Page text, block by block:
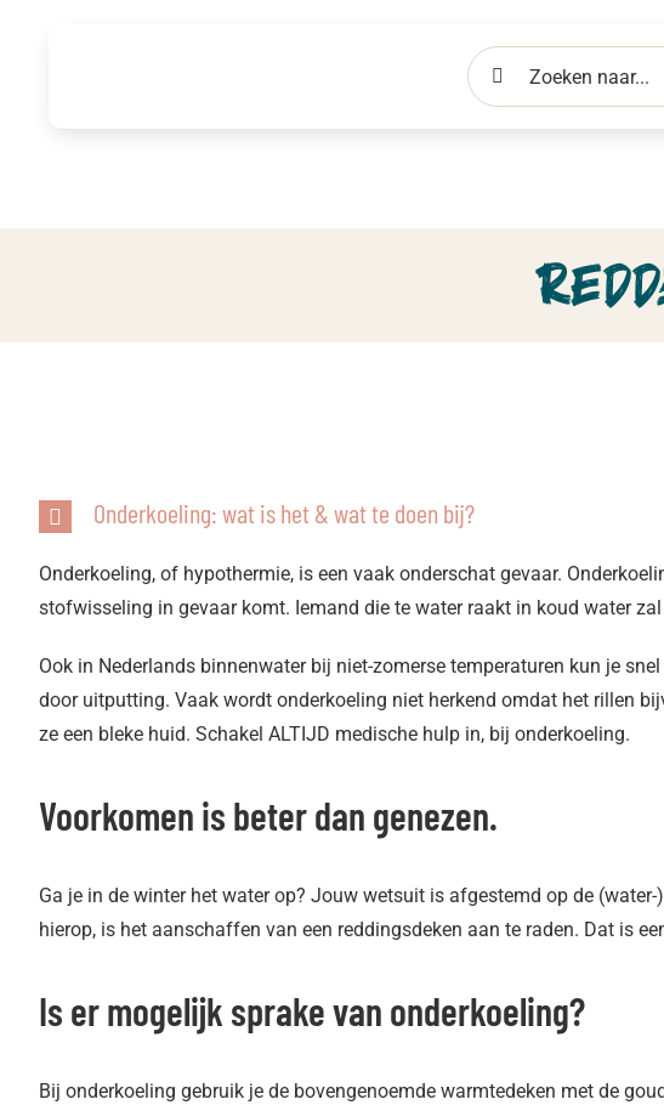
Zoeken
naar:
Onderkoeling: wat is het & wat te doen bij?
Onderkoeling, of hypothermie, is een vaak onderschat gevaar.
stofwisseling in gevaar komt. Iemand die te water raakt in koud water
Ook in Nederlands binnenwater bij niet-zomerse temperaturen kun je
door uitputting. Vaak wordt onderkoeling niet herkend omdat het rillen
ze een bleke huid. Schakel ALTIJD medische hulp in, bij onderkoeling.
Voorkomen is beter dan genezen.
Ga je in de winter het water op? Jouw wetsuit is afgestemd op de
hierop, is het aanschaffen van een reddingsdeken aan te raden. Dat is
Is er mogelijk sprake van onderkoeling?
Bij onderkoeling gebruik je de bovengenoemde warmtedeken met de